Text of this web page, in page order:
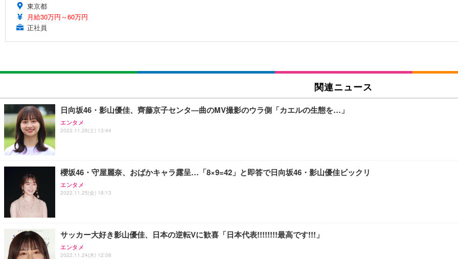
東京都
月給30万円～60万円
正社員
関連ニュース
日向坂46・影山優佳、齊藤京子センタ―曲のMV撮影のウラ側「カエルの生態を…」
エンタメ
2022.11.26(土) 13:44
櫻坂46・守屋麗奈、おばかキャラ露呈…「8×9=42」と即答で日向坂46・影山優佳ビックリ
エンタメ
2022.11.25(金) 18:13
サッカー大好き影山優佳、日本の逆転Vに歓喜「日本代表!!!!!!!!最高です!!!」
エンタメ
2022.11.24(木) 12:08